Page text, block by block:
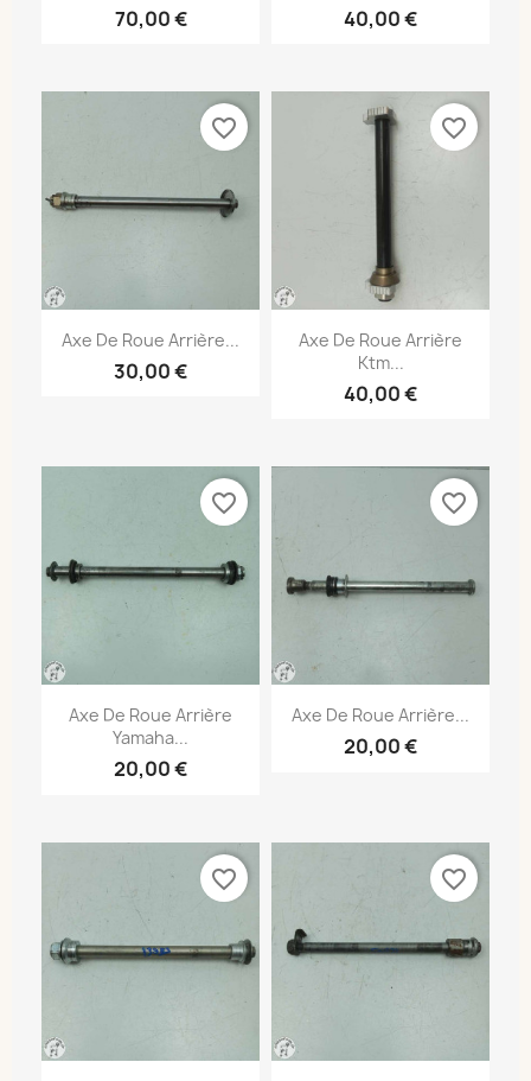
70,00 € 40,00 €
Axe De Roue Arrière...
30,00 €
favorite_border
Axe De Roue Arrière
Ktm...
40,00 €
favorite_border
Axe De Roue Arrière
Yamaha...
20,00 €
favorite_border
Axe De Roue Arrière...
20,00 €
favorite_border
favorite_border favorite_border